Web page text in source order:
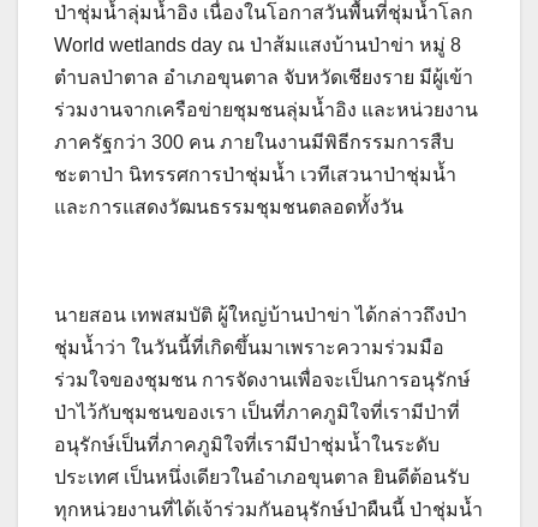
ป่าชุ่มน้ำลุ่มน้ำอิง เนื่องในโอกาสวันพื้นที่ชุ่มน้ำโลก
World wetlands day ณ ป่าส้มแสงบ้านป่าข่า หมู่ 8
ตำบลป่าตาล อำเภอขุนตาล จับหวัดเชียงราย มีผู้เข้า
ร่วมงานจากเครือข่ายชุมชนลุ่มน้ำอิง และหน่วยงาน
ภาครัฐกว่า 300 คน ภายในงานมีพิธีกรรมการสืบ
ชะตาป่า นิทรรศการป่าชุ่มน้ำ เวทีเสวนาป่าชุ่มน้ำ
และการแสดงวัฒนธรรมชุมชนตลอดทั้งวัน
นายสอน เทพสมบัติ ผู้ใหญ่บ้านป่าข่า ได้กล่าวถึงป่า
ชุ่มน้ำว่า ในวันนี้ที่เกิดขึ้นมาเพราะความร่วมมือ
ร่วมใจของชุมชน การจัดงานเพื่อจะเป็นการอนุรักษ์
ป่าไว้กับชุมชนของเรา เป็นที่ภาคภูมิใจที่เรามีป่าที่
อนุรักษ์เป็นที่ภาคภูมิใจที่เรามีป่าชุ่มน้ำในระดับ
ประเทศ เป็นหนึ่งเดียวในอำเภอขุนตาล ยินดีต้อนรับ
ทุกหน่วยงานที่ได้เจ้าร่วมกันอนุรักษ์ป่าผืนนี้ ป่าชุ่มน้ำ